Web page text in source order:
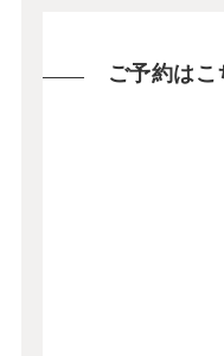
ご予約はこ